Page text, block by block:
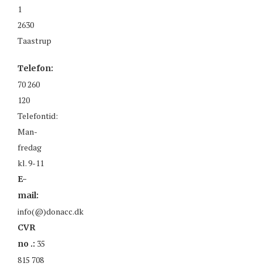
1
2630
Taastrup
Telefon:
70 260
120
Telefontid:
Man-
fredag
kl. 9-11
E-
mail:
info(@)donacc.dk
CVR
no .: 35
815 708